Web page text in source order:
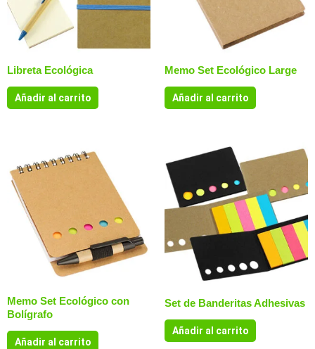
Libreta Ecológica
Añadir al carrito
Memo Set Ecológico Large
Añadir al carrito
Memo Set Ecológico con
Bolígrafo
Añadir al carrito
Set de Banderitas Adhesivas
Añadir al carrito